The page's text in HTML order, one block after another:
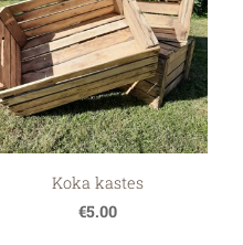
Koka kastes
€5.00